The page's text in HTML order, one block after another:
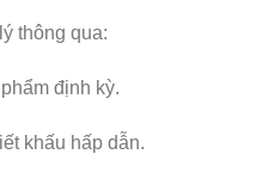
thông qua:
định kỳ.
khấu hấp dẫn.